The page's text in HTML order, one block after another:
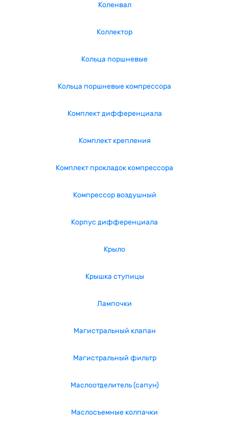
Коленвал
Коллектор
Кольца поршневые
Кольца поршневые компрессора
Комплект дифференциала
Комплект крепления
Комплект прокладок компрессора
Компрессор воздушный
Корпус дифференциала
Крыло
Крышка ступицы
Лампочки
Магистральный клапан
Магистральный фильтр
Маслоотделитель (сапун)
Маслосъемные колпачки